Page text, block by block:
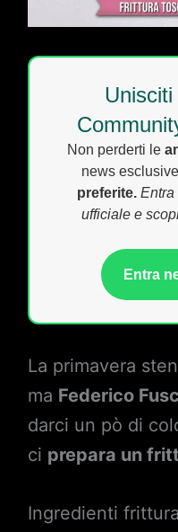
Unisciti
Non perderti le
news
preferite. Entra
ufficiale e
Entra
La primavera
ma Federico
darci un pò di
ci prepara un
Ingredienti